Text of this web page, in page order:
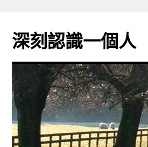
主
要
深刻認識一個人